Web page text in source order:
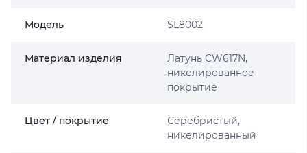
Мoдель SL8002
Материал изделия
Латунь CW617N,
никелированное
покрытие
Цвет / покрытие
Серебристый,
никелированный